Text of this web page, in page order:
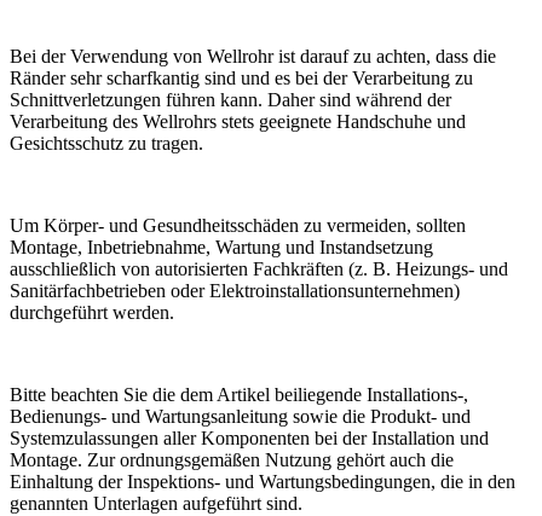
Bei der Verwendung von Wellrohr ist darauf zu achten, dass die
Ränder sehr scharfkantig sind und es bei der Verarbeitung zu
Schnittverletzungen führen kann. Daher sind während der
Verarbeitung des Wellrohrs stets geeignete Handschuhe und
Gesichtsschutz zu tragen.
Um Körper- und Gesundheitsschäden zu vermeiden, sollten
Montage, Inbetriebnahme, Wartung und Instandsetzung
ausschließlich von autorisierten Fachkräften (z. B. Heizungs- und
Sanitärfachbetrieben oder Elektroinstallationsunternehmen)
durchgeführt werden.
Bitte beachten Sie die dem Artikel beiliegende Installations-,
Bedienungs- und Wartungsanleitung sowie die Produkt- und
Systemzulassungen aller Komponenten bei der Installation und
Montage. Zur ordnungsgemäßen Nutzung gehört auch die
Einhaltung der Inspektions- und Wartungsbedingungen, die in den
genannten Unterlagen aufgeführt sind.